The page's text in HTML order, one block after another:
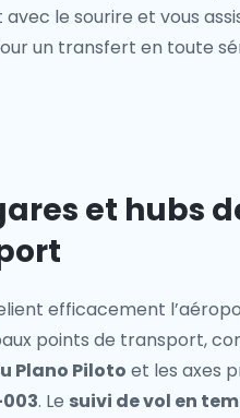
le sourire et vous
un transfert en toute
et hubs
efficacement
points de transport,
Plano Piloto et les axes
. Le suivi de vol en